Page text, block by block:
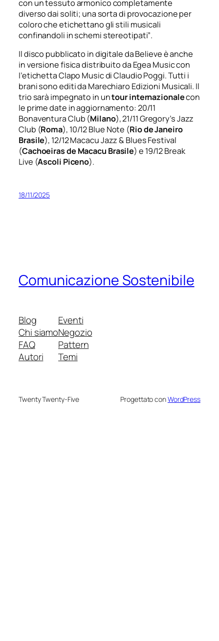
con un tessuto armonico completamente
diverso dai soliti; una sorta di provocazione per
coloro che etichettano gli stili musicali
confinandoli in schemi stereotipati”.
Il disco pubblicato in digitale da Believe è anche
in versione fisica distribuito da Egea Music con
l’etichetta Clapo Music di Claudio Poggi. Tutti i
brani sono editi da Marechiaro Edizioni Musicali. Il
trio sarà impegnato in untour internazionalecon
le prime date in aggiornamento: 20/11
Bonaventura Club (Milano), 21/11 Gregory’s Jazz
Club (Roma), 10/12 Blue Note (Rio de Janeiro
Brasile), 12/12 Macacu Jazz & Blues Festival
(Cachoeiras de Macacu Brasile) e 19/12 Break
Live (Ascoli Piceno).
18/11/2025
Comunicazione Sostenibile
Blog
Chi siamo
FAQ
Autori
Eventi
Negozio
Pattern
Temi
Twenty Twenty-Five Progettato conWordPress